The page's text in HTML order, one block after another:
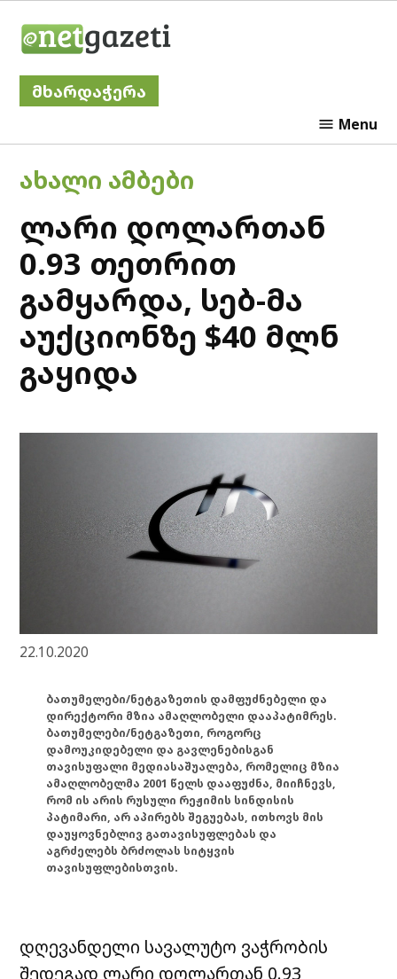
მხარდაჭერა
Menu
POSTED
ᲐᲮᲐᲚᲘ ᲐᲛᲑᲔᲑᲘ
ლარი დოლართან
0.93 თეთრით
გამყარდა, სებ-მა
აუქციონზე $40 მლნ
გაყიდა
22.10.2020
ბათუმელები/ნეტგაზეთის დამფუძნებელი და
დირექტორი მზია ამაღლობელი დააპატიმრეს.
ბათუმელები/ნეტგაზეთი, როგორც
დამოუკიდებელი და გავლენებისგან
თავისუფალი მედიასაშუალება, რომელიც მზია
ამაღლობელმა 2001 წელს დააფუძნა, მიიჩნევს,
რომ ის არის რუსული რეჟიმის სინდისის
პატიმარი, არ აპირებს შეგუებას, ითხოვს მის
დაუყოვნებლივ გათავისუფლებას და
აგრძელებს ბრძოლას სიტყვის
თავისუფლებისთვის.
დღევანდელი სავალუტო ვაჭრობის
შედეგად ლარი დოლართან 0.93